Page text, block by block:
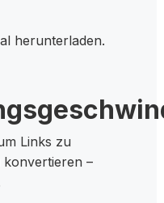
herunterladen.
Links zu
–